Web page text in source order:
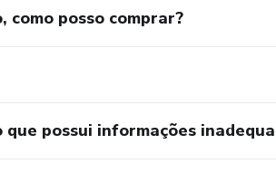
como posso comprar?
possui informações